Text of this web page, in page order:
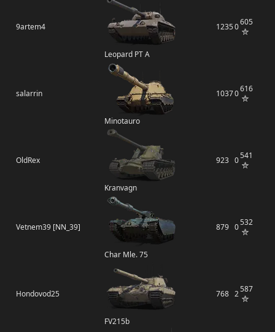
9artem4
Leopard PT A
12350605
salarrin
Minotauro
10370616
OldRex
Kranvagn
923 0541
Vetnem39 [NN_39]
Char Mle. 75
879 0532
Hondovod25
FV215b
768 2587